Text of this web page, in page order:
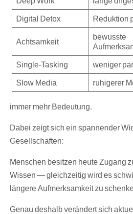
Digital Detox
Reduktion
Achtsamkeit
bewusste
Single-Tasking
weniger
Slow Media
ruhigerer
immer mehr Bedeutung.
Dabei zeigt sich ein spannender
Gesellschaften:
Menschen besitzen heute Zugang
Wissen — gleichzeitig wird es
längere Aufmerksamkeit zu
Genau deshalb verändert sich